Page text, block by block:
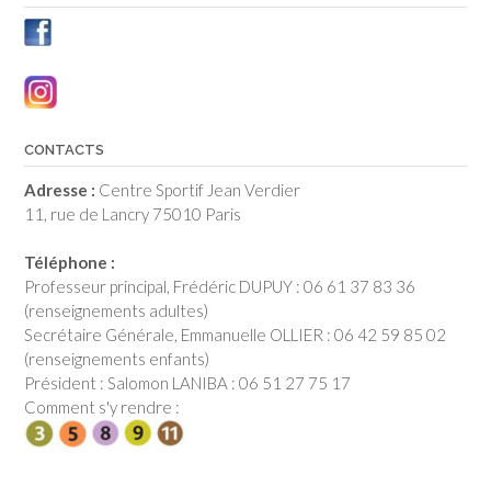
CONTACTS
Adresse : Centre Sportif Jean Verdier
11, rue de Lancry 75010 Paris
Téléphone :
Professeur principal, Frédéric DUPUY : 06 61 37 83 36
(renseignements adultes)
Secrétaire Générale, Emmanuelle OLLIER : 06 42 59 85 02
(renseignements enfants)
Président : Salomon LANIBA : 06 51 27 75 17
Comment s'y rendre :